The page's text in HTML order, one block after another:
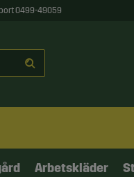
0499-49059
Arbetskläder